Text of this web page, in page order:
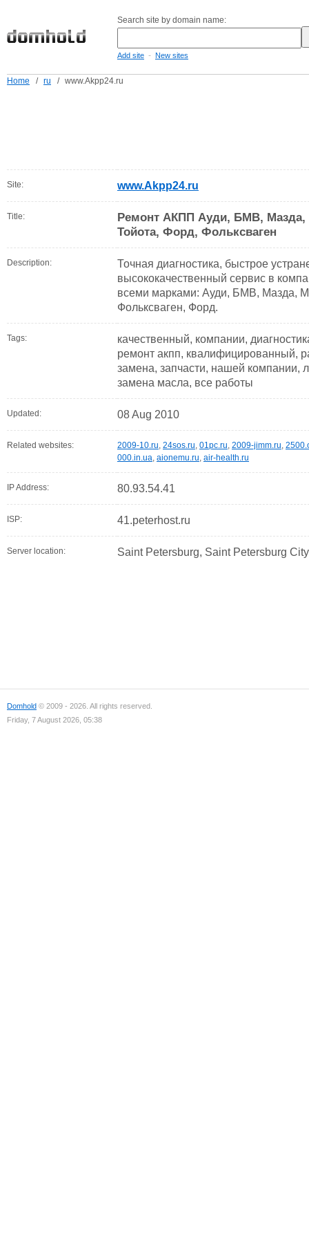
Search site by domain name:
Add site - New sites
Home / ru / www.Akpp24.ru
Site: www.Akpp24.ru
Title:
Ремонт АКПП Ауди, БМВ, Мазда,
Тойота, Форд, Фольксваген
Description:
Точная диагностика, быстрое
высококачественный сервис в
всеми марками: Ауди, БМВ, Мазда,
Фольксваген, Форд.
Tags:
качественный, компании,
ремонт акпп, квалифицированный,
замена, запчасти, нашей компании,
замена масла, все работы
Updated: 08 Aug 2010
Related websites: 2009-10.ru, 24sos.ru, 01pc.ru, 2009-jimm.ru,
000.in.ua, aionemu.ru, air-health.ru
IP Address: 80.93.54.41
ISP: 41.peterhost.ru
Server location: Saint Petersburg, Saint Petersburg
Domhold © 2009 - 2026. All rights reserved.
Friday, 7 August 2026, 05:38